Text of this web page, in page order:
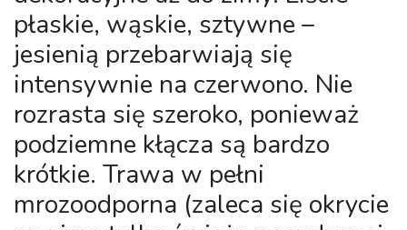
płaskie, wąskie, sztywne –
jesienią przebarwiają się
intensywnie na czerwono. Nie
rozrasta się szeroko, ponieważ
podziemne kłącza są bardzo
krótkie. Trawa w pełni
mrozoodporna (zaleca się okrycie